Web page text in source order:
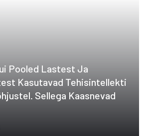
Pooled Lastest Ja
Kasutavad Tehisintellekti
Sellega Kaasnevad